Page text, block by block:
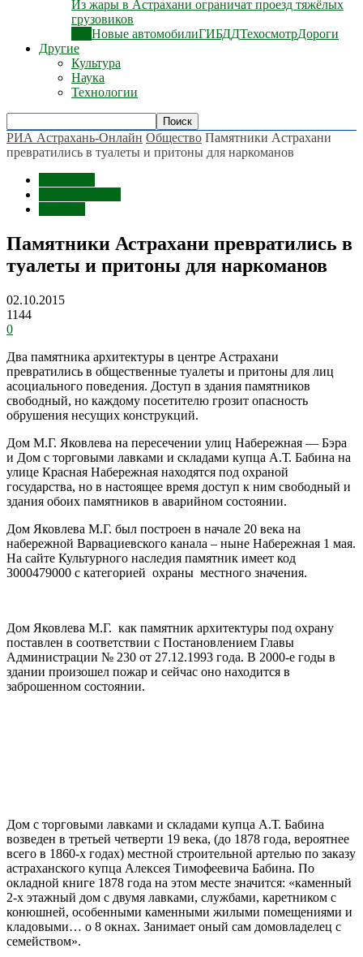
Из жары в Астрахани ограничат проезд тяжёлых
грузовиков
Новые автомобилиГИБДДТехосмотрДороги
Другие
Культура
Наука
Технологии
РИА Астрахань-Онлайн Общество Памятники Астрахани
превратились в туалеты и притоны для наркоманов
Памятники Астрахани превратились в
туалеты и притоны для наркоманов
02.10.2015
1144
0
Два памятника архитектуры в центре Астрахани
превратились в общественные туалеты и притоны для лиц
асоциального поведения. Доступ в здания памятников
свободный, но каждому посетителю грозит опасность
обрушения несущих конструкций.
Дом М.Г. Яковлева на пересечении улиц Набережная — Бэра
и Дом с торговыми лавками и складами купца А.Т. Бабина на
улице Красная Набережная находятся под охраной
государства, но в настоящее время доступ к ним свободный и
здания обоих памятников в аварийном состоянии.
Дом Яковлева М.Г. был построен в начале 20 века на
набережной Варвациевского канала – ныне Набережная 1 мая.
На сайте Культурного наследия памятник имеет код
3000479000 с категорией охраны местного значения.
Дом Яковлева М.Г. как памятник архитектуры под охрану
поставлен в соответствии с Постановлением Главы
Администрации № 230 от 27.12.1993 года. В 2000-е годы в
здании произошел пожар и сейчас оно находится в
заброшенном состоянии.
Дом с торговыми лавками и складами купца А.Т. Бабина
возведен в третьей четверти 19 века, (до 1878 года, вероятнее
всего в 1860-х годах) местной строительной артелью по заказу
астраханского купца Алексея Тимофеевича Бабина. По
окладной книге 1878 года на этом месте значится: «каменный
2-х этажный дом с двумя лавками, службами, каретником с
конюшней, особенными каменными жилыми помещениями и
кладовыми… о 8 окнах. Занимает оный сам домовладелец с
семейством».